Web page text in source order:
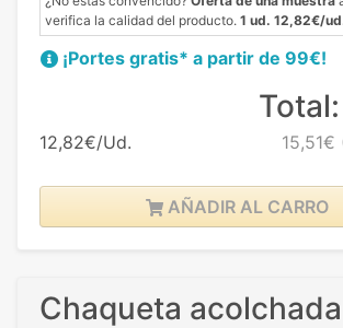
verifica la calidad del producto. 1 ud. 12,82€/
¡Portes gratis* a partir de 99€!
12,82€/Ud.
Total:
15,51€
AÑADIR AL CARRO
Chaqueta acolchada